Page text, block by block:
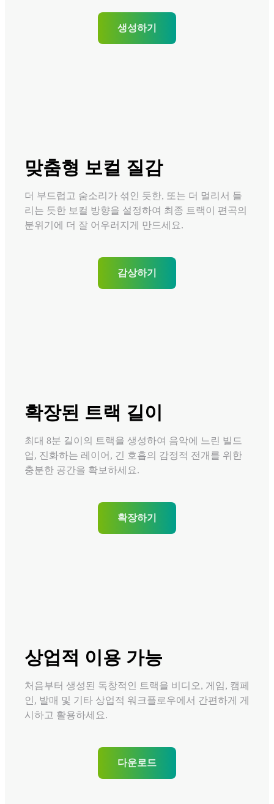
생성하기
맞춤형 보컬 질감
더 부드럽고 숨소리가 섞인 듯한, 또는 더 멀리서 들
리는 듯한 보컬 방향을 설정하여 최종 트랙이 편곡의
분위기에 더 잘 어우러지게 만드세요.
감상하기
확장된 트랙 길이
최대 8분 길이의 트랙을 생성하여 음악에 느린 빌드
업, 진화하는 레이어, 긴 호흡의 감정적 전개를 위한
충분한 공간을 확보하세요.
확장하기
상업적 이용 가능
처음부터 생성된 독창적인 트랙을 비디오, 게임, 캠페
인, 발매 및 기타 상업적 워크플로우에서 간편하게 게
시하고 활용하세요.
다운로드